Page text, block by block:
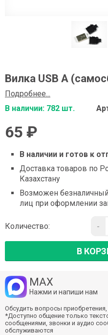
Вилка USB A
Подробнее...
В наличии: 782 шт.
65 ₽
В наличии и готов к
Доставка товаров по
Казахстану
Возможен
лиц при оформлении
Количество: -
В
MAX
Нажми и напиши нам
Обсудить вопросы приобретения,
*Доступно общение только
сообщениями, звонки и аудио
обслуживаются